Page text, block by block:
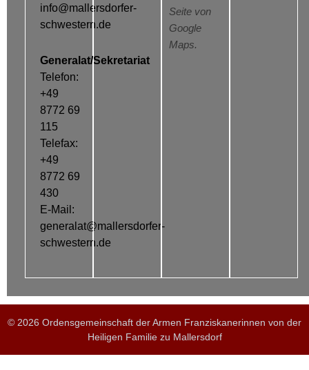
info@mallersdorfer-
schwestern.de
Generalat/Sekretariat
Telefon:
+49
8772 69
115
Telefax:
+49
8772 69
430
E-Mail:
generalat@mallersdorfer-
schwestern.de
Seite von
Google
Maps.
© 2026 Ordensgemeinschaft der Armen Franziskanerinnen von der
Heiligen Familie zu Mallersdorf